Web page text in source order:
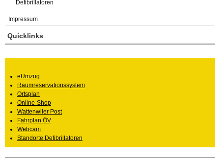
Defibrillatoren
Impressum
Quicklinks
eUmzug
Raumreservationssystem
Ortsplan
Online-Shop
Wattenwiler Post
Fahrplan ÖV
Webcam
Standorte Defibrillatoren